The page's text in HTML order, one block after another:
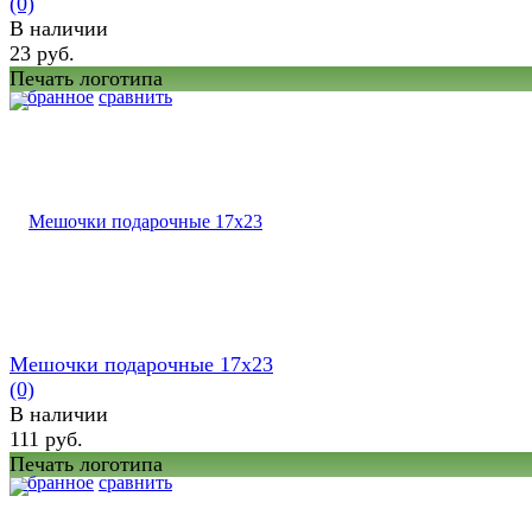
избранное сравнить
В наличии
23 руб.
Печать логотипа
избранное сравнить
Мешочки подарочные 17х23
(0)
В наличии
111 руб.
Печать логотипа